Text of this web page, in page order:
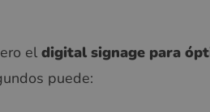
el digital signage para
puede: